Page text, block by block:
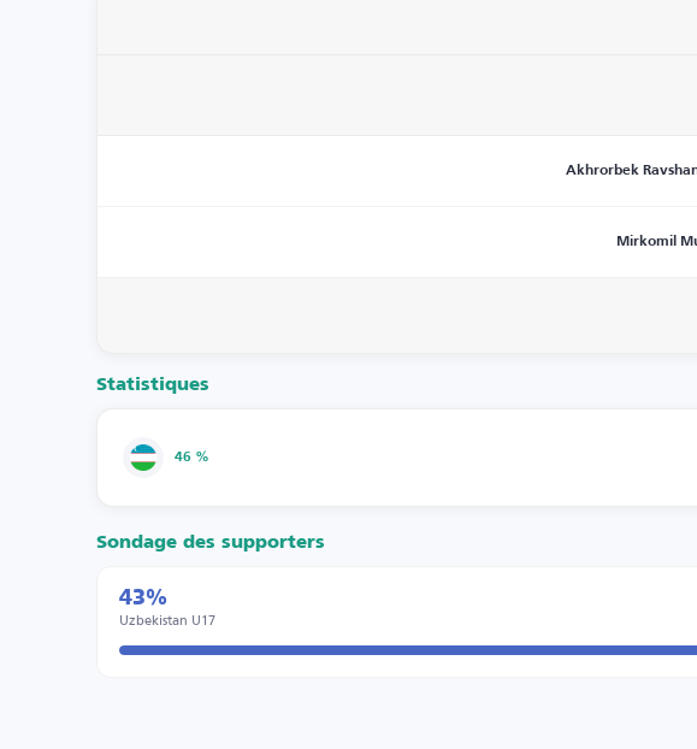
Akhrorbek
Mirkomil
Statistiques
46 %
Sondage des supporters
43%
Uzbekistan U17